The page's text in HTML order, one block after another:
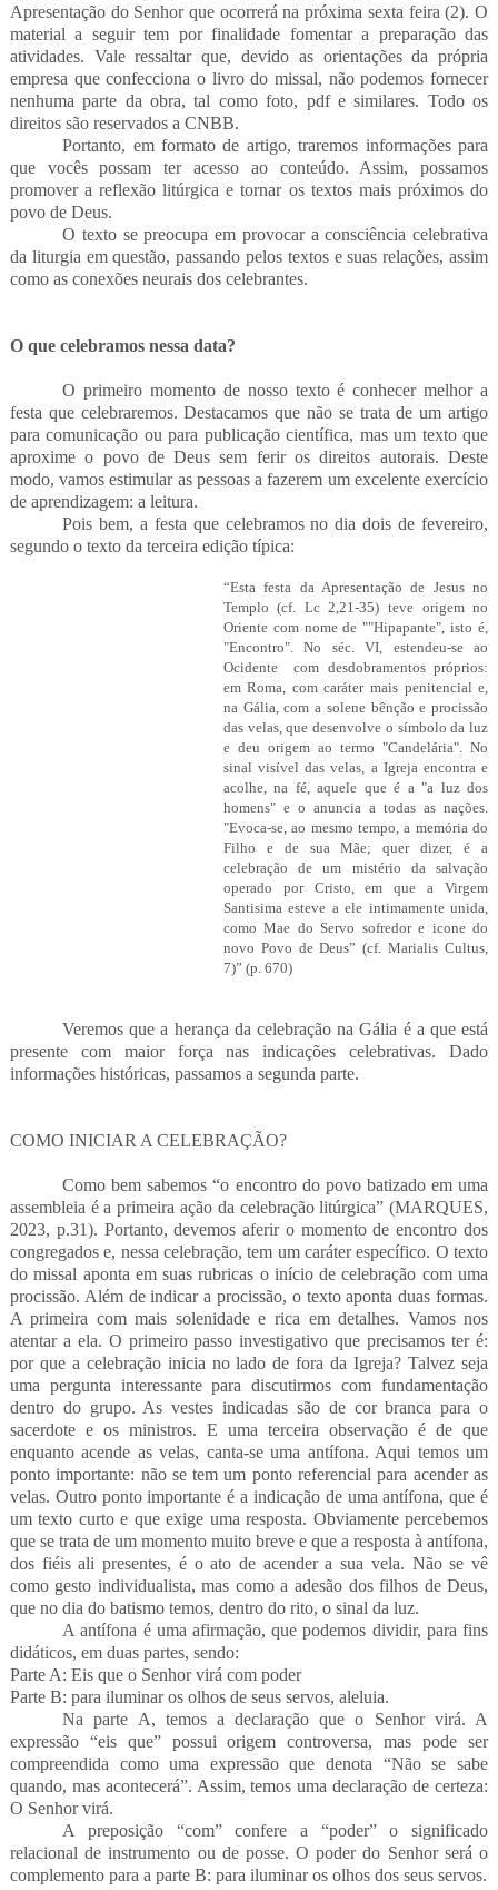
Apresentação do Senhor que ocorrerá na próxima sexta feira (2). O
material a seguir tem por finalidade fomentar a preparação das
atividades. Vale ressaltar que, devido as orientações da própria
empresa que confecciona o livro do missal, não podemos fornecer
nenhuma parte da obra, tal como foto, pdf e similares. Todo os
direitos são reservados a CNBB.
Portanto, em formato de artigo, traremos informações para
que vocês possam ter acesso ao conteúdo. Assim, possamos
promover a reflexão litúrgica e tornar os textos mais próximos do
povo de Deus.
O texto se preocupa em provocar a consciência celebrativa
da liturgia em questão, passando pelos textos e suas relações, assim
como as conexões neurais dos celebrantes.
O que celebramos nessa data?
O primeiro momento de nosso texto é conhecer melhor a
festa que celebraremos. Destacamos que não se trata de um artigo
para comunicação ou para publicação científica, mas um texto que
aproxime o povo de Deus sem ferir os direitos autorais. Deste
modo, vamos estimular as pessoas a fazerem um excelente exercício
de aprendizagem: a leitura.
Pois bem, a festa que celebramos no dia dois de fevereiro,
segundo o texto da terceira edição típica:
“Esta festa da Apresentação de Jesus no
Templo (cf. Lc 2,21-35) teve origem no
Oriente com nome de ""Hipapante", isto é,
"Encontro". No séc. VI, estendeu-se ao
Ocidente com desdobramentos próprios:
em Roma, com caráter mais penitencial e,
na Gália, com a solene bênção e procissão
das velas, que desenvolve o símbolo da luz
e deu origem ao termo "Candelária". No
sinal visível das velas, a Igreja encontra e
acolhe, na fé, aquele que é a "a luz dos
homens" e o anuncia a todas as nações.
"Evoca-se, ao mesmo tempo, a memória do
Filho e de sua Mãe; quer dizer, é a
celebração de um mistério da salvação
operado por Cristo, em que a Virgem
Santisima esteve a ele intimamente unida,
como Mae do Servo sofredor e icone do
novo Povo de Deus” (cf. Marialis Cultus,
7)” (p. 670)
Veremos que a herança da celebração na Gália é a que está
presente com maior força nas indicações celebrativas. Dado
informações históricas, passamos a segunda parte.
COMO INICIAR A CELEBRAÇÃO?
Como bem sabemos “o encontro do povo batizado em uma
assembleia é a primeira ação da celebração litúrgica” (MARQUES,
2023, p.31). Portanto, devemos aferir o momento de encontro dos
congregados e, nessa celebração, tem um caráter específico. O texto
do missal aponta em suas rubricas o início de celebração com uma
procissão. Além de indicar a procissão, o texto aponta duas formas.
A primeira com mais solenidade e rica em detalhes. Vamos nos
atentar a ela. O primeiro passo investigativo que precisamos ter é:
por que a celebração inicia no lado de fora da Igreja? Talvez seja
uma pergunta interessante para discutirmos com fundamentação
dentro do grupo. As vestes indicadas são de cor branca para o
sacerdote e os ministros. E uma terceira observação é de que
enquanto acende as velas, canta-se uma antífona. Aqui temos um
ponto importante: não se tem um ponto referencial para acender as
velas. Outro ponto importante é a indicação de uma antífona, que é
um texto curto e que exige uma resposta. Obviamente percebemos
que se trata de um momento muito breve e que a resposta à antífona,
dos fiéis ali presentes, é o ato de acender a sua vela. Não se vê
como gesto individualista, mas como a adesão dos filhos de Deus,
que no dia do batismo temos, dentro do rito, o sinal da luz.
A antífona é uma afirmação, que podemos dividir, para fins
didáticos, em duas partes, sendo:
Parte A: Eis que o Senhor virá com poder
Parte B: para iluminar os olhos de seus servos, aleluia.
Na parte A, temos a declaração que o Senhor virá. A
expressão “eis que” possui origem controversa, mas pode ser
compreendida como uma expressão que denota “Não se sabe
quando, mas acontecerá”. Assim, temos uma declaração de certeza:
O Senhor virá.
A preposição “com” confere a “poder” o significado
relacional de instrumento ou de posse. O poder do Senhor será o
complemento para a parte B: para iluminar os olhos dos seus servos.